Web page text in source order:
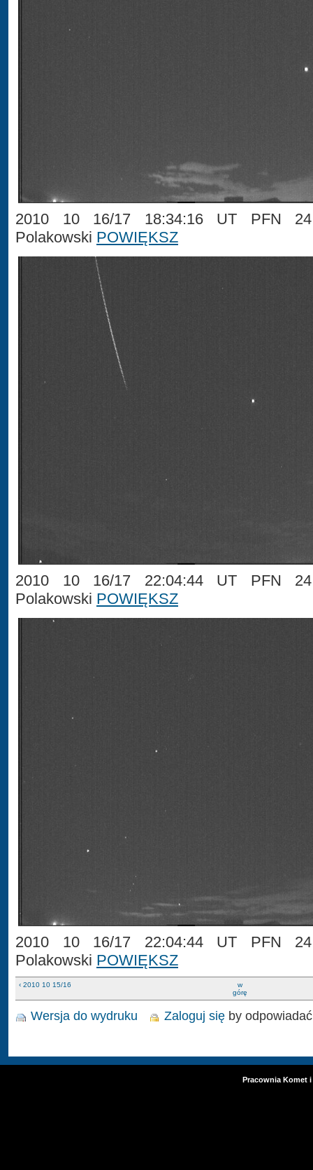
2010 10 16/17 18:34:16 UT PFN 24
Polakowski POWIĘKSZ
2010 10 16/17 22:04:44 UT PFN 24
Polakowski POWIĘKSZ
2010 10 16/17 22:04:44 UT PFN 24
Polakowski POWIĘKSZ
‹ 2010 10 15/16
w
górę
Wersja do wydruku Zaloguj się by odpowiadać
Pracownia Komet